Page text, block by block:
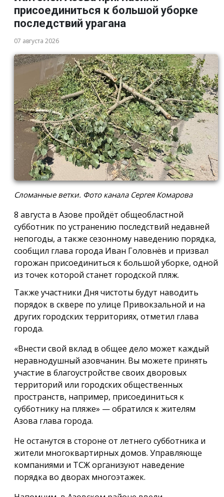
присоединиться к большой уборке
последствий урагана
07 августа 2026
Сломанные ветки. Фото канала Сергея Комарова
8 августа в Азове пройдёт общеобластной
субботник по устранению последствий недавней
непогоды, а также сезонному наведению порядка,
сообщил глава города Иван Головнёв и призвал
горожан присоединиться к большой уборке, одной
из точек которой станет городской пляж.
Также участники Дня чистоты будут наводить
порядок в сквере по улице Привокзальной и на
других городских территориях, отметил глава
города.
«Внести свой вклад в общее дело может каждый
неравнодушный азовчанин. Вы можете принять
участие в благоустройстве своих дворовых
территорий или городских общественных
пространств, например, присоединиться к
субботнику на пляже» — обратился к жителям
Азова глава города.
Не останутся в стороне от летнего субботника и
жители многоквартирных домов. Управляюще
компаниями и ТСЖ организуют наведение
порядка во дворах многоэтажек.